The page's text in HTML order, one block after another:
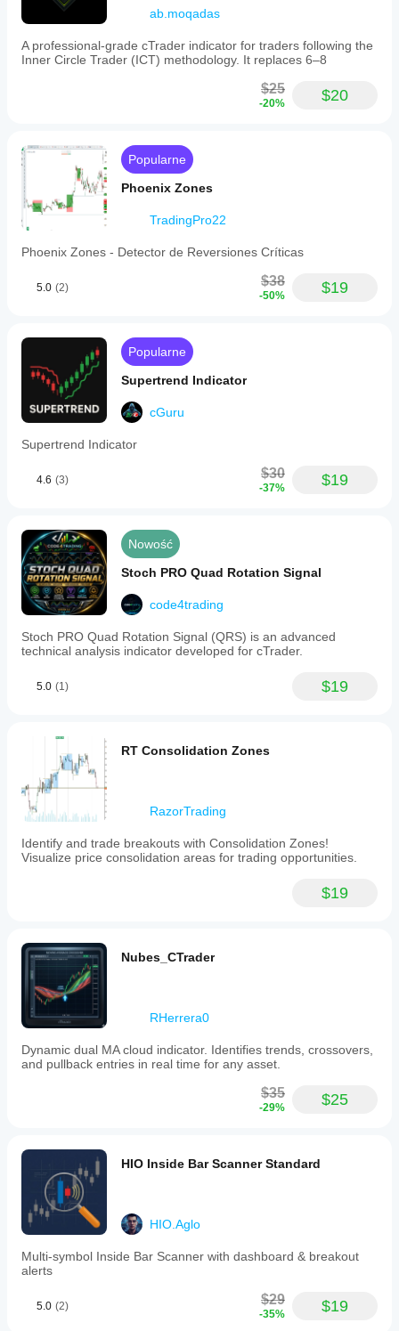
ab.moqadas
A professional-grade cTrader indicator for traders following the
Inner Circle Trader (ICT) methodology. It replaces 6–8
$25
-20% $20
Popularne
Phoenix Zones
TradingPro22
Phoenix Zones - Detector de Reversiones Críticas
5.0 (2) $38
-50% $19
Popularne
Supertrend Indicator
cGuru
Supertrend Indicator
4.6 (3) $30
-37% $19
Nowość
Stoch PRO Quad Rotation Signal
code4trading
Stoc​h PRO Quad Rotation Signal (QRS) is an advanced
technical analysis indicator developed for cTrader.
5.0 (1) $19
RT Consolidation Zones
RazorTrading
Identify and trade breakouts with Consolidation Zones!
Visualize price consolidation areas for trading opportunities.
$19
Nubes_CTrader
RHerrera0
Dynamic dual MA cloud indicator. Identifies trends, crossovers,
and pullback entries in real time for any asset.
$35
-29% $25
HIO Inside Bar Scanner Standard
HIO.Aglo
Multi-symbol Inside Bar Scanner with dashboard & breakout
alerts
5.0 (2) $29
-35% $19